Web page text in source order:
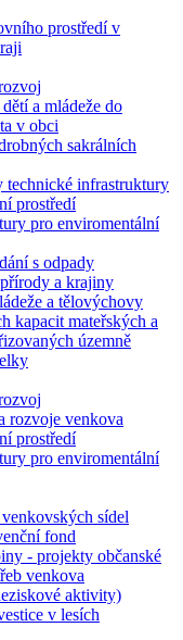
prostředí v
a mládeže do
v obci
sakrálních
technické infrastruktury
prostředí
pro enviromentální
s odpady
a krajiny
a tělovýchovy
kapacit mateřských a
územně
rozvoje venkova
prostředí
pro enviromentální
sídel
fond
- projekty občanské
venkova
aktivity)
v lesích